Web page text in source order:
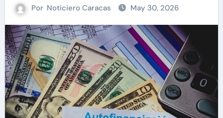
Por Noticiero Caracas May 30, 2026